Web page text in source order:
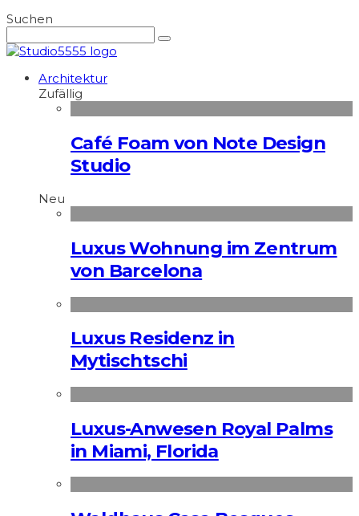
Suchen
Architektur
Zufällig
Café Foam von Note Design
Studio
Neu
Luxus Wohnung im Zentrum
von Barcelona
Luxus Residenz in
Mytischtschi
Luxus-Anwesen Royal Palms
in Miami, Florida